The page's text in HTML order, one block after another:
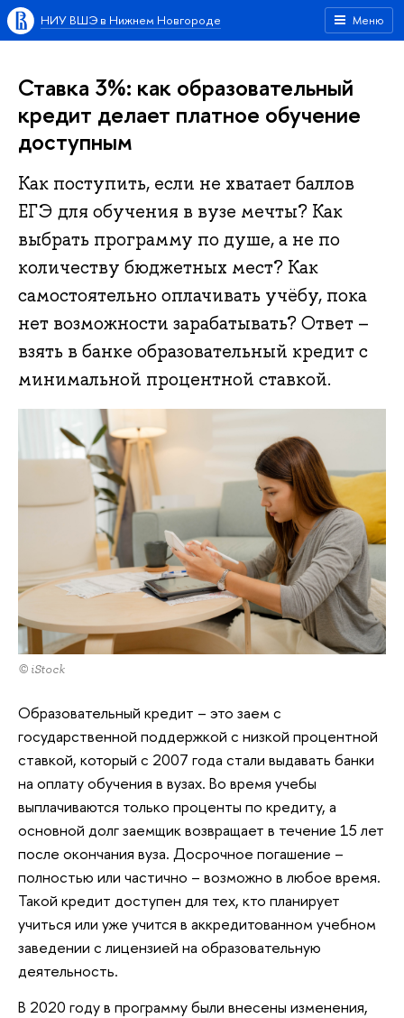
Меню
НИУ ВШЭ в Нижнем Новгороде
Ставка 3%: как образовательный
кредит делает платное обучение
доступным
Как поступить, если не хватает баллов
ЕГЭ для обучения в вузе мечты? Как
выбрать программу по душе, а не по
количеству бюджетных мест? Как
самостоятельно оплачивать учёбу, пока
нет возможности зарабатывать? Ответ –
взять в банке образовательный кредит с
минимальной процентной ставкой.
© iStock
Образовательный кредит – это заем с
государственной поддержкой с низкой процентной
ставкой, который с 2007 года стали выдавать банки
на оплату обучения в вузах. Во время учебы
выплачиваются только проценты по кредиту, а
основной долг заемщик возвращает в течение 15 лет
после окончания вуза. Досрочное погашение –
полностью или частично – возможно в любое время.
Такой кредит доступен для тех, кто планирует
учиться или уже учится в аккредитованном учебном
заведении с лицензией на образовательную
деятельность.
В 2020 году в программу были внесены изменения,